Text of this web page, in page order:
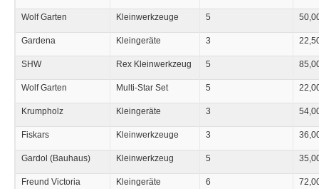
Wolf Garten Kleinwerkzeuge 5
Gardena Kleingeräte 3
SHW Rex Kleinwerkzeug 5
Wolf Garten Multi-Star Set 5
Krumpholz Kleingeräte 3
Fiskars Kleinwerkzeuge 3
Gardol (Bauhaus) Kleinwerkzeug 5
Freund Victoria Kleingeräte 6